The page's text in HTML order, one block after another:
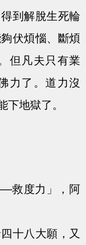
到解脫生死輪
伏煩惱、斷煩
但凡夫只有業
力了。道力沒
下地獄了。
救度力」，阿
十八大願，又